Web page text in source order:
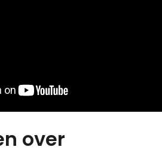
over